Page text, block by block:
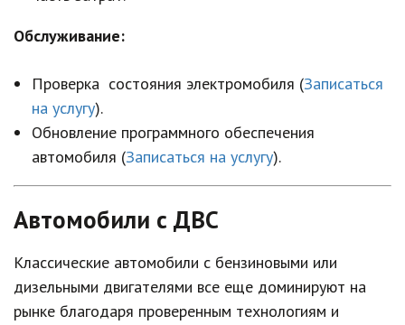
Обслуживание:
Проверка состояния электромобиля (Записаться
на услугу).
Обновление программного обеспечения
автомобиля (Записаться на услугу).
Автомобили с ДВС
Классические автомобили с бензиновыми или
дизельными двигателями все еще доминируют на
рынке благодаря проверенным технологиям и